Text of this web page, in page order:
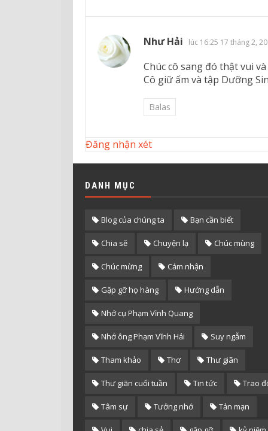
Như Hải lúc 16:25 17 tháng 2,
Chúc cô sang đó thật vui
Cô giữ ấm và tập Dưỡng
Balas
Đăng nhận xét
DANH MỤC
Blog của chúng ta Bạn cần biết
Chia sẽ Chuyện lạ Chúc mùng
Chúc mừng Cảm nhận
Gặp gỡ họ hàng Hướng dẫn
Nhớ cụ Phạm Vĩnh Quang
Nhớ ông Phạm Vĩnh Hải Suy ngẫm
Tham khảo Thơ Thư giãn
Thư giãn cuối tuần Tin tức Trao
Tâm sự Tưởng nhớ Tản mạn